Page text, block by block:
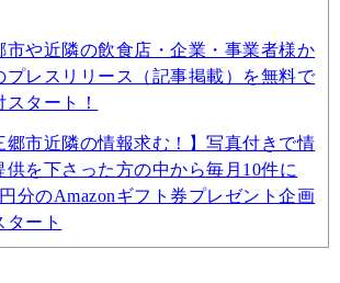
市や近隣の飲食店・企業・事業者様か
プレスリリース（記事掲載）を無料で
スタート！
郷市近隣の情報求む！】写真付きで情
供を下さった方の中から毎月10件に
分のAmazonギフト券プレゼント企画
タート